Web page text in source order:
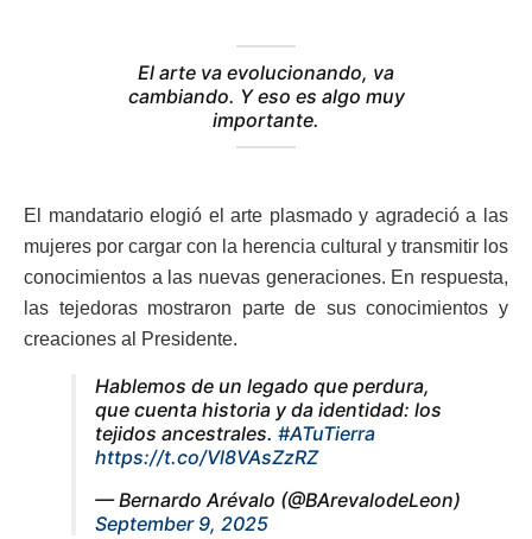
El arte va evolucionando, va
cambiando. Y eso es algo muy
importante.
El mandatario elogió el arte plasmado y agradeció a las
mujeres por cargar con la herencia cultural y transmitir los
conocimientos a las nuevas generaciones. En respuesta,
las tejedoras mostraron parte de sus conocimientos y
creaciones al Presidente.
Hablemos de un legado que perdura,
que cuenta historia y da identidad: los
tejidos ancestrales. #ATuTierra
https://t.co/Vl8VAsZzRZ
— Bernardo Arévalo (@BArevalodeLeon)
September 9, 2025